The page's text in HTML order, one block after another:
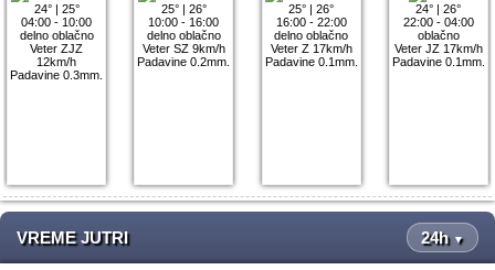
24°| 25°
04:00 - 10:00
delno oblačno
Veter ZJZ
12km/h
Padavine 0.3mm.
25°| 26°
10:00 - 16:00
delno oblačno
Veter SZ 9km/h
Padavine 0.2mm.
25° |26°
16:00 - 22:00
delno oblačno
Veter Z 17km/h
Padavine 0.1mm.
24° |26°
22:00 - 04:00
oblačno
Veter JZ 17km/h
Padavine 0.1mm.
VREME JUTRI 24h ▼